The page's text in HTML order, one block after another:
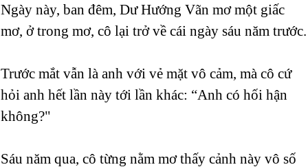
Ngày này, ban đêm, Dư Hướng Vãn mơ một giấc
mơ, ở trong mơ, cô lại trở về cái ngày sáu năm trước.
Trước mắt vẫn là anh với vẻ mặt vô cảm, mà cô cứ
hỏi anh hết lần này tới lần khác: “Anh có hối hận
không?"
Sáu năm qua, cô từng nằm mơ thấy cảnh này vô số